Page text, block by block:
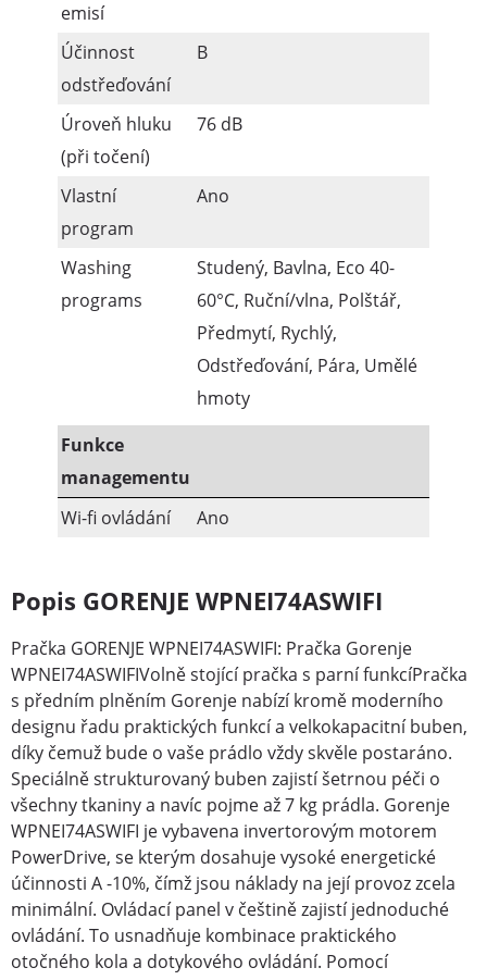
emisí
Účinnost
odstřeďování
B
Úroveň hluku
(při točení)
76 dB
Vlastní
program
Ano
Washing
programs
Studený, Bavlna, Eco 40-
60°C, Ruční/vlna, Polštář,
Předmytí, Rychlý,
Odstřeďování, Pára, Umělé
hmoty
Funkce
managementu
Wi-fi ovládání
Ano
Popis GORENJE WPNEI74ASWIFI
Pračka GORENJE WPNEI74ASWIFI: Pračka Gorenje
WPNEI74ASWIFIVolně stojící pračka s parní funkcíPračka
s předním plněním Gorenje nabízí kromě moderního
designu řadu praktických funkcí a velkokapacitní buben,
díky čemuž bude o vaše prádlo vždy skvěle postaráno.
Speciálně strukturovaný buben zajistí šetrnou péči o
všechny tkaniny a navíc pojme až 7 kg prádla. Gorenje
WPNEI74ASWIFI je vybavena invertorovým motorem
PowerDrive, se kterým dosahuje vysoké energetické
účinnosti A -10%, čímž jsou náklady na její provoz zcela
minimální. Ovládací panel v češtině zajistí jednoduché
ovládání. To usnadňuje kombinace praktického
otočného kola a dotykového ovládání. Pomocí